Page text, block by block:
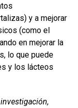
y a mejorar
(como el
en mejorar la
lo que puede
y los lácteos